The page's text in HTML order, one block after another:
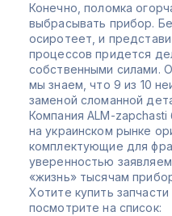
Конечно, поломка
выбрасывать прибор.
осиротеет, и
процессов придется
собственными силами.
мы знаем, что 9 из 10
заменой сломанной
Компания ALM-
на украинском рынке
комплектующие для
уверенностью
«жизнь» тысячам
Хотите купить
посмотрите на список: